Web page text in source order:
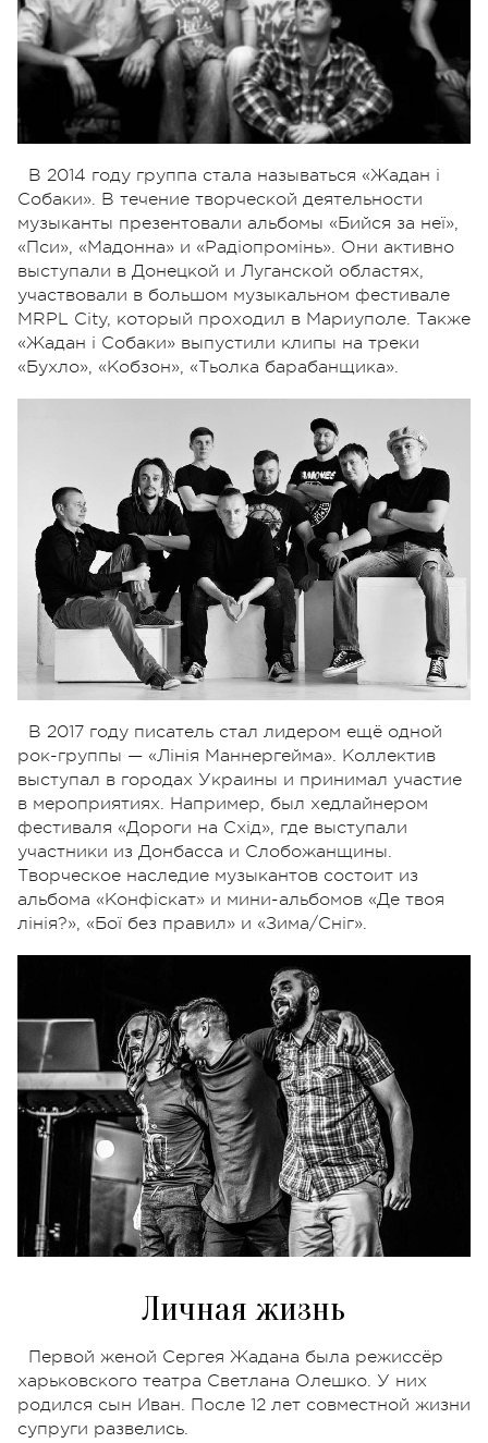
В 2014 году группа стала называться «Жадан і
Собаки». В течение творческой деятельности
музыканты презентовали альбомы «Бийся за неї»,
«Пси», «Мадонна» и «Радіопромінь». Они активно
выступали в Донецкой и Луганской областях,
участвовали в большом музыкальном фестивале
MRPL City, который проходил в Мариуполе. Также
«Жадан і Собаки» выпустили клипы на треки
«Бухло», «Кобзон», «Тьолка барабанщика».
В 2017 году писатель стал лидером ещё одной
рок-группы — «Лінія Маннергейма». Коллектив
выступал в городах Украины и принимал участие
в мероприятиях. Например, был хедлайнером
фестиваля «Дороги на Схід», где выступали
участники из Донбасса и Слобожанщины.
Творческое наследие музыкантов состоит из
альбома «Конфіскат» и мини-альбомов «Де твоя
лінія?», «Бої без правил» и «Зима/Сніг».
Личная жизнь
Первой женой Сергея Жадана была режиссёр
харьковского театра Светлана Олешко. У них
родился сын Иван. После 12 лет совместной жизни
супруги развелись.